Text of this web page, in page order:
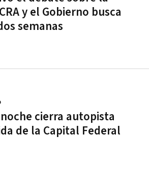
y el Gobierno busca
semanas
cierra autopista
de la Capital Federal